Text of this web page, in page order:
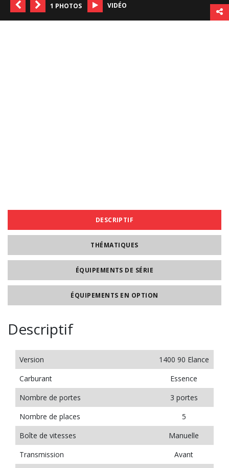
1 PHOTOS VIDÉO
DESCRIPTIF
THÉMATIQUES
ÉQUIPEMENTS DE SÉRIE
ÉQUIPEMENTS EN OPTION
Descriptif
Version
1400 90 Elance
Carburant
Essence
Nombre de portes
3 portes
Nombre de places
5
Boîte de vitesses
Manuelle
Transmission
Avant